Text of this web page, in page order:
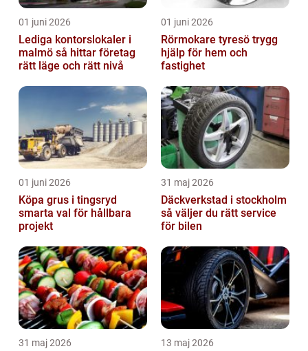
01 juni 2026
Lediga kontorslokaler i
malmö så hittar företag
rätt läge och rätt nivå
01 juni 2026
Rörmokare tyresö trygg
hjälp för hem och
fastighet
01 juni 2026
Köpa grus i tingsryd
smarta val för hållbara
projekt
31 maj 2026
Däckverkstad i stockholm
så väljer du rätt service
för bilen
31 maj 2026 13 maj 2026